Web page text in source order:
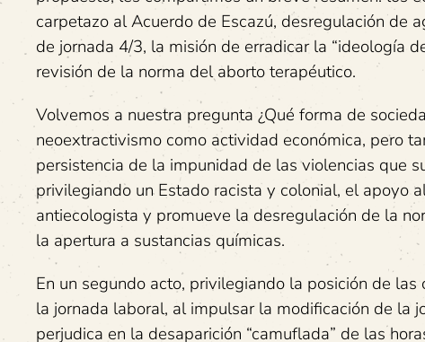
carpetazo al Acuerdo de Escazú, desregulación de
de jornada 4/3, la misión de erradicar la “ideología
revisión de la norma del aborto terapéutico.
Volvemos a nuestra pregunta ¿Qué forma de
neoextractivismo como actividad económica, pero
persistencia de la impunidad de las violencias que
privilegiando un Estado racista y colonial, el apoyo
antiecologista y promueve la desregulación de la
la apertura a sustancias químicas.
En un segundo acto, privilegiando la posición de
la jornada laboral, al impulsar la modificación de la
perjudica en la desaparición “camuflada” de las